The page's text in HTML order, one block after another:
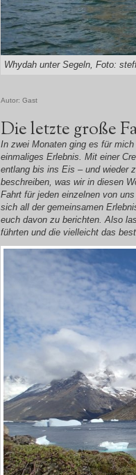
Whydah unter Segeln, Foto:
Autor: Gast
Die letzte große
In zwei Monaten ging es für
einmaliges Erlebnis. Mit einer
entlang bis ins Eis – und wieder
beschreiben, was wir in diesen
Fahrt für jeden einzelnen von
sich all der gemeinsamen
euch davon zu berichten. Also
führten und die vielleicht das